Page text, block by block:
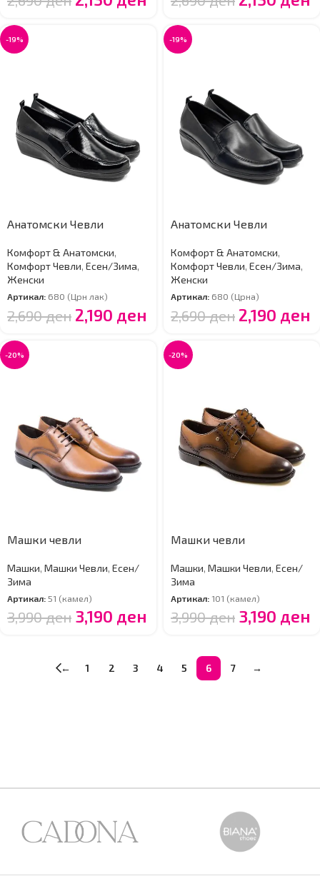
-19%
Анатомски Чевли
Комфорт & Анатомски,
Комфорт Чевли, Есен/Зима,
Женски
Артикал: 680 (Црн лак)
2,690ден 2,190 ден
-19%
Анатомски Чевли
Комфорт & Анатомски,
Комфорт Чевли, Есен/Зима,
Женски
Артикал: 680 (Црна)
2,690ден 2,190 ден
-20%
Машки чевли
Машки, Машки Чевли, Есен/
Зима
Артикал:51 (камел)
3,990ден 3,190 ден
-20%
Машки чевли
Машки, Машки Чевли, Есен/
Зима
Артикал: 101 (камел)
3,990ден 3,190 ден
← 1 2 3 4 5 6 7 →